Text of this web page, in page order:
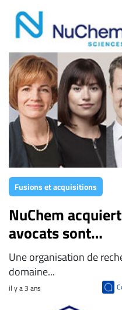
Nous
joindre
À
propos
Infolettre
S’abonner
FAQ
Politique de
confidentialité
Fusions et acquisitions
NuChem
avocats sont…
Une organisation de
domaine...
il y a 3 ans